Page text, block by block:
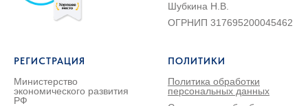
Шубкина Н.В.
ОГРНИП 317695200045462
РЕГИСТРАЦИЯ
Министерство
экономического развития
РФ
ПОЛИТИКИ
Политика обработки
персональных данных